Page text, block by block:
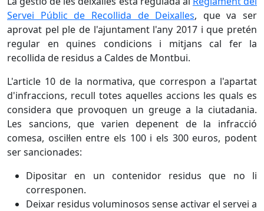
Servei Públic de Recollida de Deixalles, que va ser
aprovat pel ple de l'ajuntament l'any 2017 i que pretén
regular en quines condicions i mitjans cal fer la
recollida de residus a Caldes de Montbui.
L'article 10 de la normativa, que correspon a l'apartat
d'infraccions, recull totes aquelles accions les quals es
considera que provoquen un greuge a la ciutadania.
Les sancions, que varien depenent de la infracció
comesa, oscil·len entre els 100 i els 300 euros, podent
ser sancionades:
Dipositar en un contenidor residus que no li
corresponen.
Deixar residus voluminosos sense activar el servei a